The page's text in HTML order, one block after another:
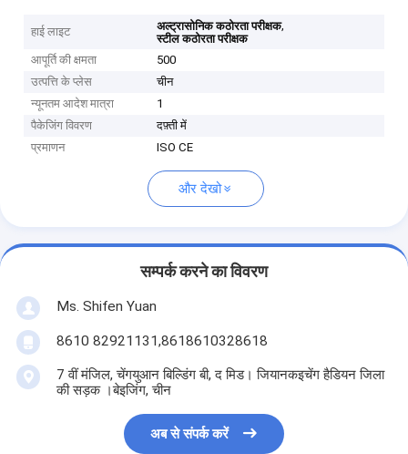
हाई लाइट अल्ट्रासोनिक कठोरता परीक्षक,
स्टील कठोरता परीक्षक
आपूर्ति की क्षमता
500
उत्पत्ति के प्लेस
चीन
न्यूनतम आदेश मात्रा
1
पैकेजिंग विवरण
दफ़्ती में
प्रमाणन
ISO CE
और देखो
सम्पर्क करने का विवरण
Ms. Shifen Yuan
8610 82921131,8618610328618
7 वीं मंजिल, चेंगयुआन बिल्डिंग बी, द मिड। जियानकइचेंग हैडियन जिला
की सड़क ।बेइजिंग, चीन
अब से संपर्क करें